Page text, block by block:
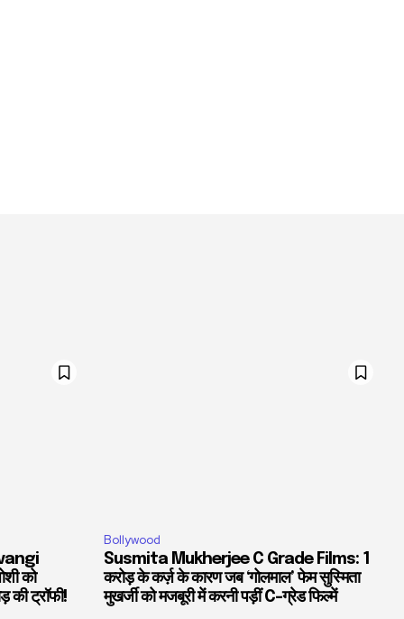
को
की ट्रॉफी!
Bollywood
Susmita Mukherjee C Grade Films: 1
करोड़ के कर्ज़ के कारण जब ‘गोलमाल’ फेम सुस्मिता
मुखर्जी को मजबूरी में करनी पड़ीं C-ग्रेड फिल्में